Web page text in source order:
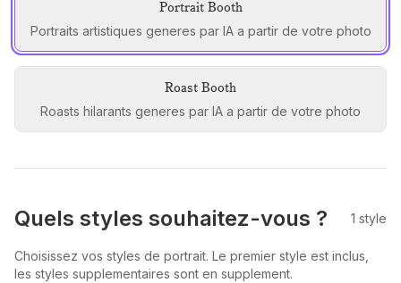
Portrait Booth
Portraits artistiques generes par IA a partir de votre photo
Roast Booth
Roasts hilarants generes par IA a partir de votre photo
Quels styles souhaitez-vous ? 1 style
Choisissez vos styles de portrait. Le premier style est inclus,
les styles supplementaires sont en supplement.